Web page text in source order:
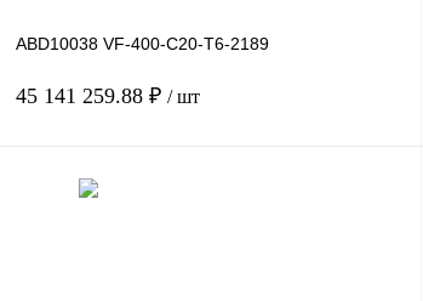
ABD10038 VF-400-C20-T6-2189
45 141 259.88 ₽ / шт